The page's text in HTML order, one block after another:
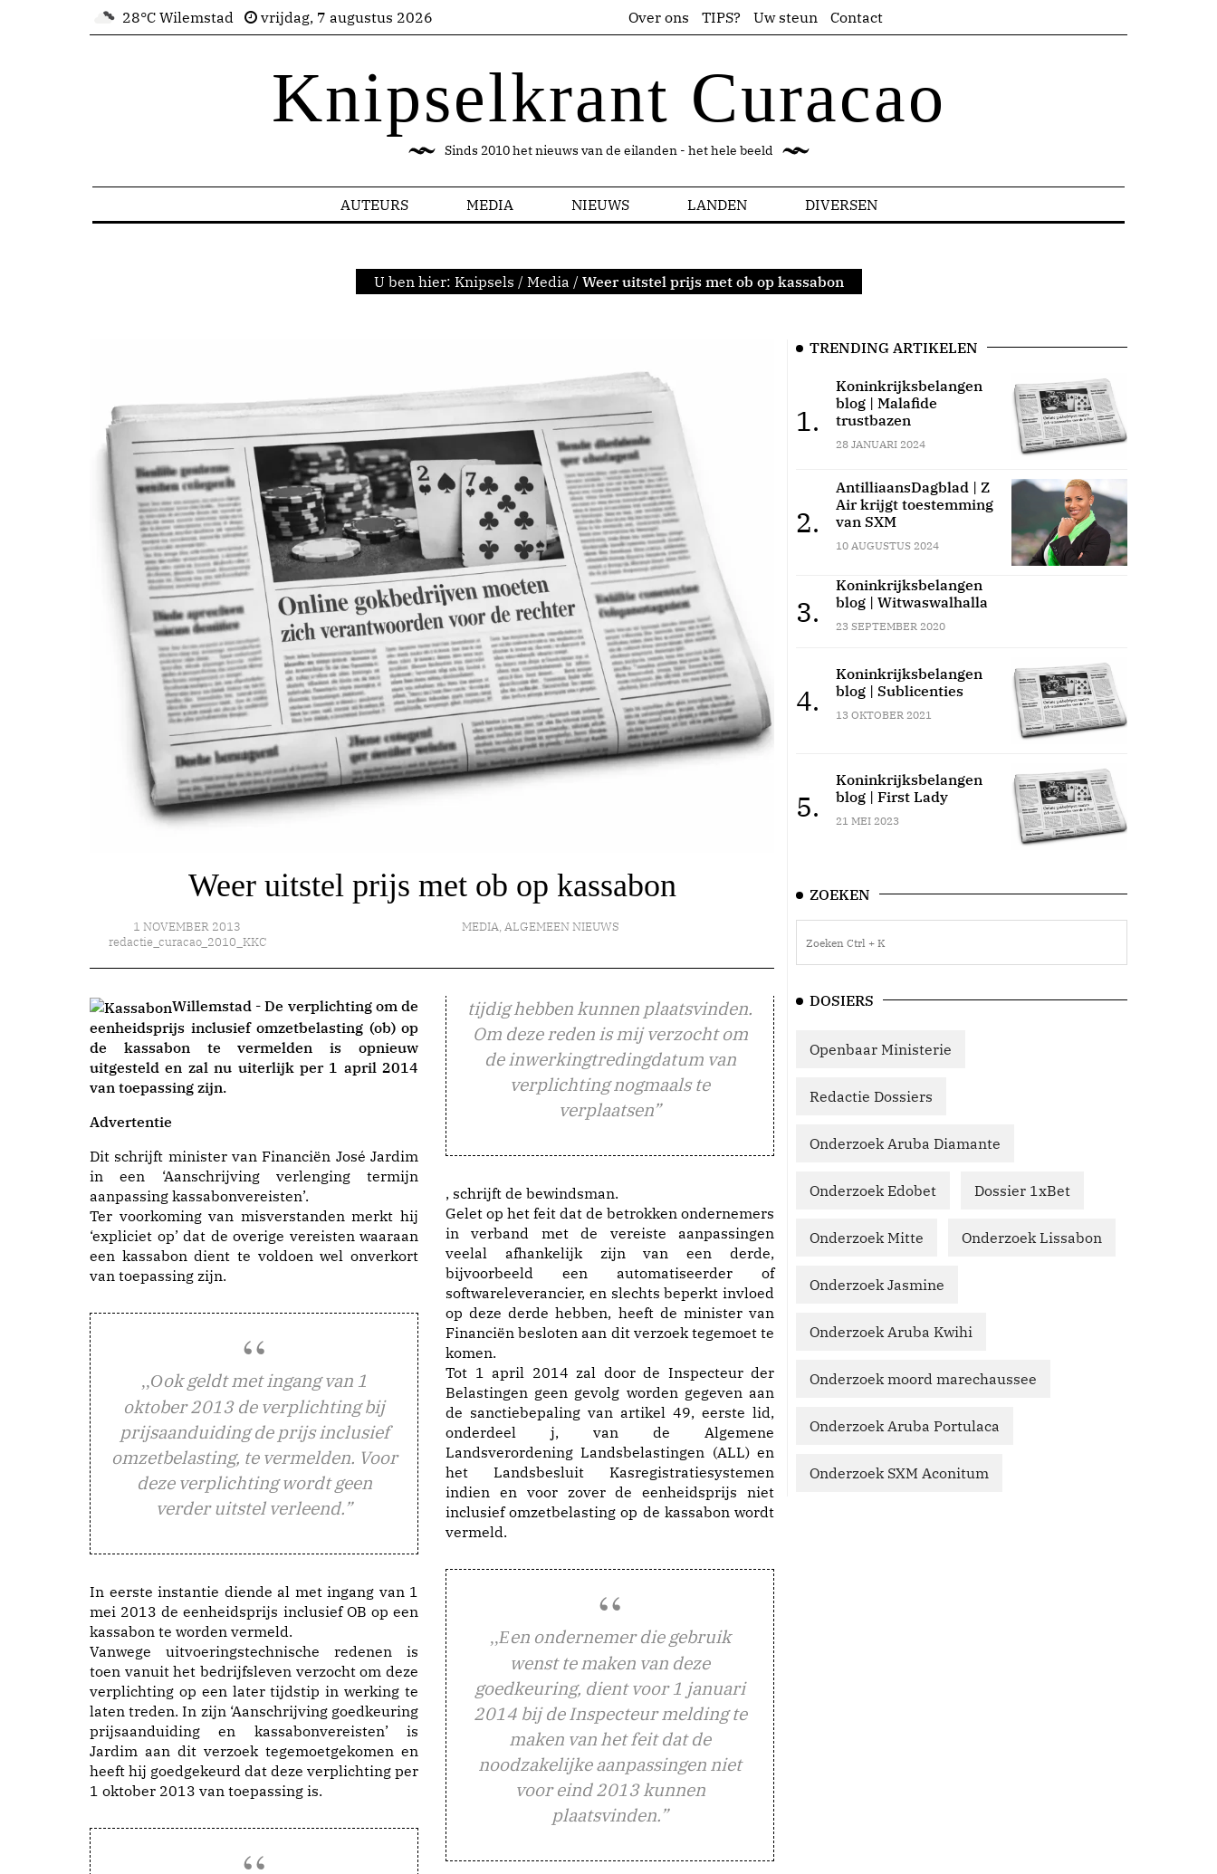
28°C Wilemstad vrijdag, 7 augustus 2026 Over ons TIPS? Uw steun Contact
Knipselkrant Curacao
Sinds 2010 het nieuws van de eilanden - het hele beeld
AUTEURS MEDIA NIEUWS LANDEN DIVERSEN
U ben hier: Knipsels / Media / Weer uitstel prijs met ob op kassabon
Weer uitstel prijs met ob op kassabon
1 NOVEMBER 2013
redactie_curacao_2010_KKC
MEDIA, ALGEMEEN NIEUWS
Willemstad - De verplichting om de
eenheidsprijs inclusief omzetbelasting (ob) op
de kassabon te vermelden is opnieuw
uitgesteld en zal nu uiterlijk per 1 april 2014
van toepassing zijn.
Advertentie
Dit schrijft minister van Financiën José Jardim
in een ‘Aanschrijving verlenging termijn
aanpassing kassabonvereisten’.
Ter voorkoming van misverstanden merkt hij
‘expliciet op’ dat de overige vereisten waaraan
een kassabon dient te voldoen wel onverkort
van toepassing zijn.
,,Ook geldt met ingang van 1
oktober 2013 de verplichting bij
prijsaanduiding de prijs inclusief
omzetbelasting, te vermelden. Voor
deze verplichting wordt geen
verder uitstel verleend.”
In eerste instantie diende al met ingang van 1
mei 2013 de eenheidsprijs inclusief OB op een
kassabon te worden vermeld.
Vanwege uitvoeringstechnische redenen is
toen vanuit het bedrijfsleven verzocht om deze
verplichting op een later tijdstip in werking te
laten treden. In zijn ‘Aanschrijving goedkeuring
prijsaanduiding en kassabonvereisten’ is
Jardim aan dit verzoek tegemoetgekomen en
heeft hij goedgekeurd dat deze verplichting per
1 oktober 2013 van toepassing is.
tijdig hebben kunnen plaatsvinden.
Om deze reden is mij verzocht om
de inwerkingtredingdatum van
verplichting nogmaals te
verplaatsen”
, schrijft de bewindsman.
Gelet op het feit dat de betrokken ondernemers
in verband met de vereiste aanpassingen
veelal afhankelijk zijn van een derde,
bijvoorbeeld een automatiseerder of
softwareleverancier, en slechts beperkt invloed
op deze derde hebben, heeft de minister van
Financiën besloten aan dit verzoek tegemoet te
komen.
Tot 1 april 2014 zal door de Inspecteur der
Belastingen geen gevolg worden gegeven aan
de sanctiebepaling van artikel 49, eerste lid,
onderdeel j, van de Algemene
Landsverordening Landsbelastingen (ALL) en
het Landsbesluit Kasregistratiesystemen
indien en voor zover de eenheidsprijs niet
inclusief omzetbelasting op de kassabon wordt
vermeld.
,,Een ondernemer die gebruik
wenst te maken van deze
goedkeuring, dient voor 1 januari
2014 bij de Inspecteur melding te
maken van het feit dat de
noodzakelijke aanpassingen niet
voor eind 2013 kunnen
plaatsvinden.”
TRENDING ARTIKELEN
1.
Koninkrijksbelangen
blog | Malafide
trustbazen
28 JANUARI 2024
2.
AntilliaansDagblad | Z
Air krijgt toestemming
van SXM
10 AUGUSTUS 2024
3.
Koninkrijksbelangen
blog | Witwaswalhalla
23 SEPTEMBER 2020
4.
Koninkrijksbelangen
blog | Sublicenties
13 OKTOBER 2021
5.
Koninkrijksbelangen
blog | First Lady
21 MEI 2023
ZOEKEN
DOSIERS
Openbaar Ministerie
Redactie Dossiers
Onderzoek Aruba Diamante
Onderzoek Edobet Dossier 1xBet
Onderzoek Mitte Onderzoek Lissabon
Onderzoek Jasmine
Onderzoek Aruba Kwihi
Onderzoek moord marechaussee
Onderzoek Aruba Portulaca
Onderzoek SXM Aconitum